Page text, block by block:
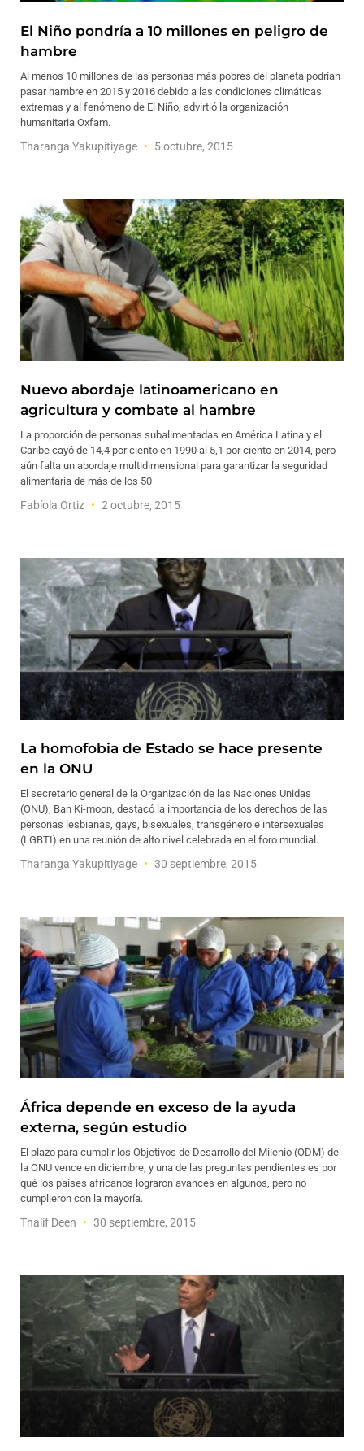
El Niño pondría a 10 millones en peligro de
hambre
Al menos 10 millones de las personas más pobres del planeta podrían
pasar hambre en 2015 y 2016 debido a las condiciones climáticas
extremas y al fenómeno de El Niño, advirtió la organización
humanitaria Oxfam.
Tharanga Yakupitiyage 5 octubre, 2015
Nuevo abordaje latinoamericano en
agricultura y combate al hambre
La proporción de personas subalimentadas en América Latina y el
Caribe cayó de 14,4 por ciento en 1990 al 5,1 por ciento en 2014, pero
aún falta un abordaje multidimensional para garantizar la seguridad
alimentaria de más de los 50
Fabíola Ortiz 2 octubre, 2015
La homofobia de Estado se hace presente
en la ONU
El secretario general de la Organización de las Naciones Unidas
(ONU), Ban Ki-moon, destacó la importancia de los derechos de las
personas lesbianas, gays, bisexuales, transgénero e intersexuales
(LGBTI) en una reunión de alto nivel celebrada en el foro mundial.
Tharanga Yakupitiyage 30 septiembre, 2015
África depende en exceso de la ayuda
externa, según estudio
El plazo para cumplir los Objetivos de Desarrollo del Milenio (ODM) de
la ONU vence en diciembre, y una de las preguntas pendientes es por
qué los países africanos lograron avances en algunos, pero no
cumplieron con la mayoría.
Thalif Deen 30 septiembre, 2015